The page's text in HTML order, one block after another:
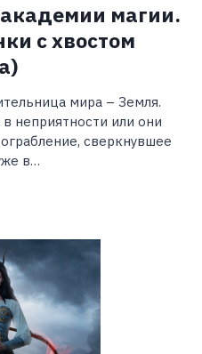
магии.
с хвостом
мира – Земля.
неприятности или они
сверкнувшее
в…